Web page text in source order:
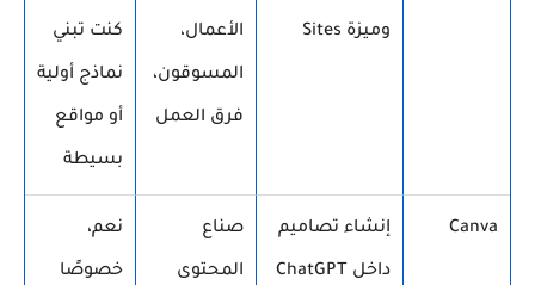
وميزة Sites الأعمال،
المسوقون،
فرق العمل
كنت تبني
نماذج أولية
أو مواقع
بسيطة
Canva إنشاء تصاميم
داخل ChatGPT
صناع
المحتوى
نعم،
خصوصًا